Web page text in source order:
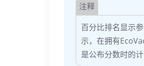
注释
百分比排名显示
示，在拥有
是公布分数时的